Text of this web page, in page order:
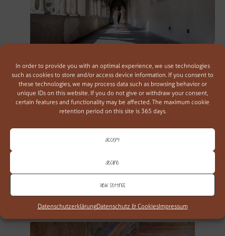
In order to provide you with an optimal experience, we use technologies
such as cookies to store and/or access device information. If you consent to
these technologies, we may process data such as browsing behavior or
unique IDs on this website. If you do not give or withdraw your consent,
certain features and functionality may be affected. The maximum cookie
retention period on this site is 365 days.
Accept
Decline
View settings
DatenschutzerklärungDatenschutz & CookiesImpressum
STADTBESUCH IN BRIXEN UND
BRUNECK
zirka eine halbe Stunde entfernt. Durch diemittelalterliche
bummeln, die kulturellen Sehenswürdigkeiten